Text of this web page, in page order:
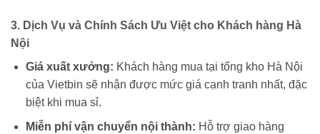
3. Dịch Vụ và Chính Sách Ưu Việt cho Khách hàng Hà
Nội
Giá xuất xưởng: Khách hàng mua tại tổng kho Hà Nội
của Vietbin sẽ nhận được mức giá cạnh tranh nhất, đặc
biệt khi mua sỉ.
Miễn phí vận chuyển nội thành: Hỗ trợ giao hàng